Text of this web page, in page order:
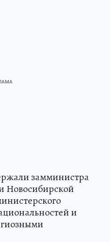
замминистра
Новосибирской
и